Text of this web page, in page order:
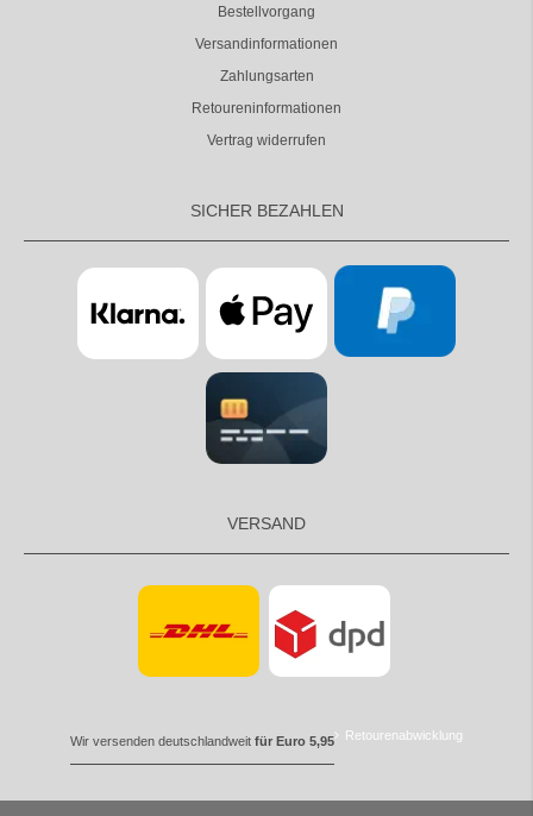
Bestellvorgang
Versandinformationen
Zahlungsarten
Retoureninformationen
Vertrag widerrufen
SICHER BEZAHLEN
VERSAND
Wir versenden deutschlandweit für Euro 5,95 Retourenabwicklung